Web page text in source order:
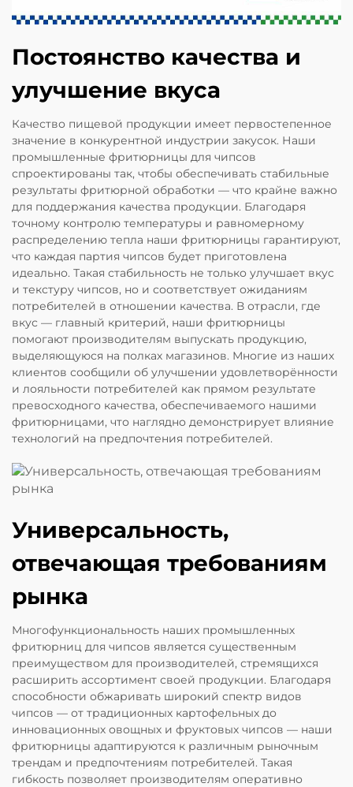
Постоянство качества и
улучшение вкуса
Качество пищевой продукции имеет первостепенное
значение в конкурентной индустрии закусок. Наши
промышленные фритюрницы для чипсов
спроектированы так, чтобы обеспечивать стабильные
результаты фритюрной обработки — что крайне важно
для поддержания качества продукции. Благодаря
точному контролю температуры и равномерному
распределению тепла наши фритюрницы гарантируют,
что каждая партия чипсов будет приготовлена
идеально. Такая стабильность не только улучшает вкус
и текстуру чипсов, но и соответствует ожиданиям
потребителей в отношении качества. В отрасли, где
вкус — главный критерий, наши фритюрницы
помогают производителям выпускать продукцию,
выделяющуюся на полках магазинов. Многие из наших
клиентов сообщили об улучшении удовлетворённости
и лояльности потребителей как прямом результате
превосходного качества, обеспечиваемого нашими
фритюрницами, что наглядно демонстрирует влияние
технологий на предпочтения потребителей.
Универсальность,
отвечающая требованиям
рынка
Многофункциональность наших промышленных
фритюрниц для чипсов является существенным
преимуществом для производителей, стремящихся
расширить ассортимент своей продукции. Благодаря
способности обжаривать широкий спектр видов
чипсов — от традиционных картофельных до
инновационных овощных и фруктовых чипсов — наши
фритюрницы адаптируются к различным рыночным
трендам и предпочтениям потребителей. Такая
гибкость позволяет производителям оперативно